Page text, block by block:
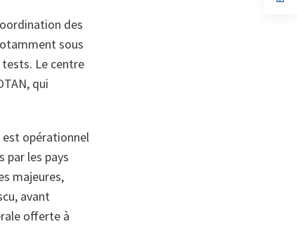
des
sous
Le centre
qui
est opérationnel
par les pays
majeures,
avant
offerte à